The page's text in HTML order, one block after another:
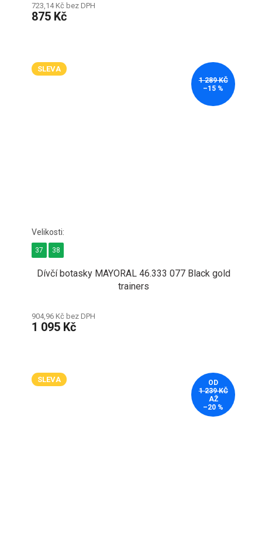
723,14 Kč bez DPH
875 Kč
SLEVA
1 289 KČ
–15 %
Dívčí botasky MAYORAL 46.333 077 Black gold
trainers
904,96 Kč bez DPH
1 095 Kč
37 38
SLEVA
OD
1 239 KČ
AŽ
–20 %